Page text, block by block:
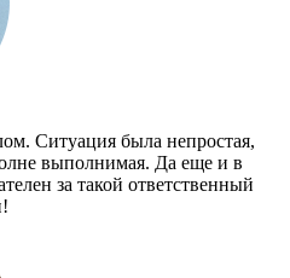
Ситуация была непростая,
выполнимая. Да еще и в
за такой ответственный